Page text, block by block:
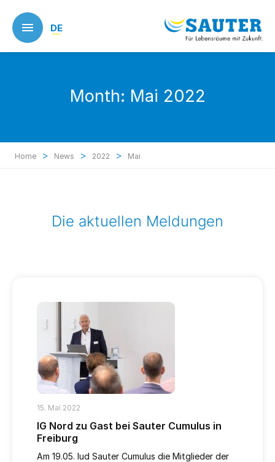
main
content
DE
Month: Mai 2022
Home > News > 2022 > Mai
Die aktuellen Meldungen
15. Mai 2022
IG Nord zu Gast bei Sauter Cumulus in
Freiburg
Am 19.05. lud Sauter Cumulus die Mitglieder der